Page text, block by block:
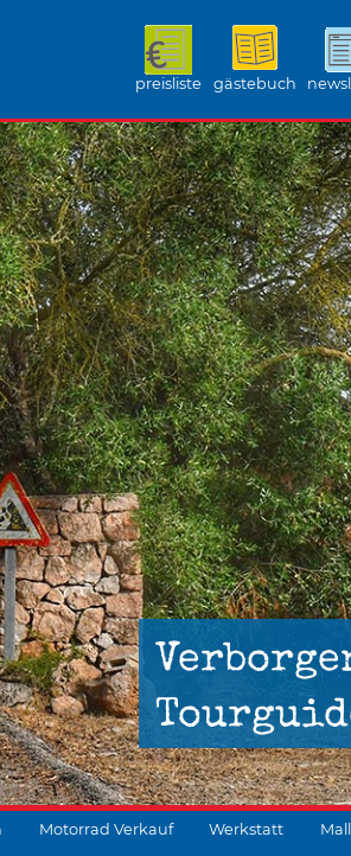
preisliste gästebuch
Motorrad Verkauf Werkstatt